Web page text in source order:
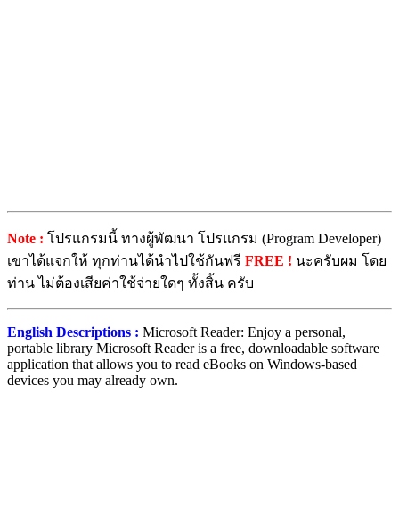
Note : โปรแกรมนี้ ทางผู้พัฒนา โปรแกรม (Program Developer)
เขาได้แจกให้ ทุกท่านได้นำไปใช้กันฟรี FREE ! นะครับผม โดย
ท่าน ไม่ต้องเสียค่าใช้จ่ายใดๆ ทั้งสิ้น ครับ
English Descriptions : Microsoft Reader: Enjoy a personal,
portable library Microsoft Reader is a free, downloadable software
application that allows you to read eBooks on Windows-based
devices you may already own.